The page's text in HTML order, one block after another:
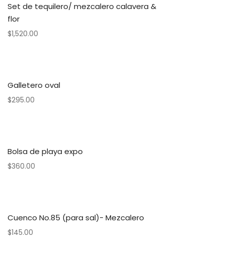
Set de tequilero/ mezcalero calavera &
flor
$1,520.00
Galletero oval
$295.00
Bolsa de playa expo
$360.00
Cuenco No.85 (para sal)- Mezcalero
$145.00